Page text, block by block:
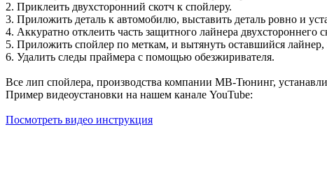
2. Приклеить двухсторонний скотч к спойлеру.
3. Приложить деталь к автомобилю, выставить деталь ровно и
4. Аккуратно отклеить часть защитного лайнера двухстороннего
5. Приложить спойлер по меткам, и вытянуть оставшийся
6. Удалить следы праймера с помощью обезжиривателя.
Все лип спойлера, производства компании МВ-Тюнинг,
Пример видеоустановки на нашем канале YouTube:
Посмотреть видео инструкция